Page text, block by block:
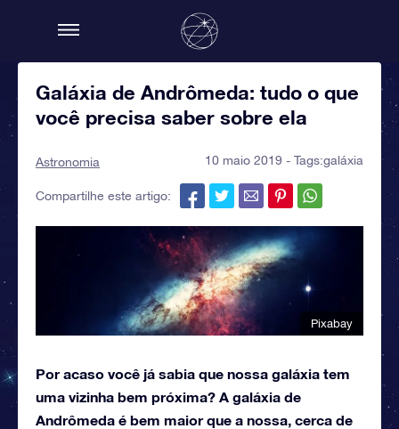
Galáxia de Andrômeda: tudo o que
você precisa saber sobre ela
Astronomia 10 maio 2019 - Tags:galáxia
Compartilhe este artigo:
Pixabay
Por acaso você já sabia que nossa galáxia tem
uma vizinha bem próxima? A galáxia de
Andrômeda é bem maior que a nossa, cerca de